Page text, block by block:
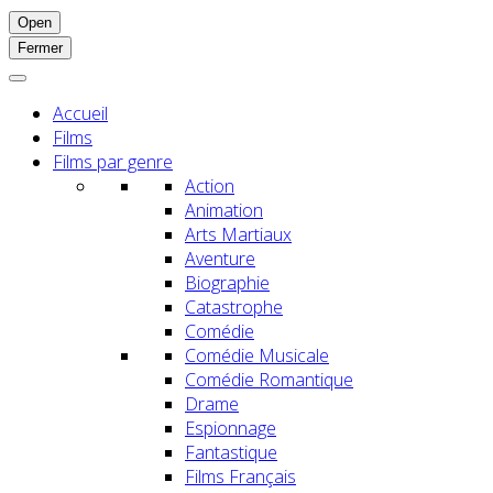
Open
Fermer
Accueil
Films
Films par genre
Action
Animation
Arts Martiaux
Aventure
Biographie
Catastrophe
Comédie
Comédie Musicale
Comédie Romantique
Drame
Espionnage
Fantastique
Films Français